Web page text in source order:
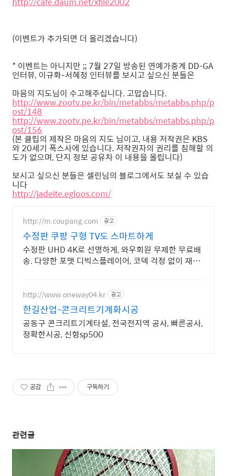
(이벤트가 추가되면 더 올리겠습니다)
* 이벤트는 아니지만 ;; 7월 27일 방송된 연예가중계 DD-GA
인터뷰, 이규화-서혜정 인터뷰를 보시고 싶으신 분들은
마음의 지도님이 수고해주십니다. 고맙습니다.
http://www.zootv.pe.kr/bin/metabbs/metabbs.php/p
ost/148
http://www.zootv.pe.kr/bin/metabbs/metabbs.php/p
ost/156
(본 클립의 제작은 마음의 지도 님이고, 내용 저작권은 KBS
와 20세기 폭스사에 있습니다. 저작권자의 권리를 침해할 의
도가 없으며, 단지 정보 공유차 이 내용을 올립니다)
보시고 싶으신 분들은 셀린님의 블로그에서도 보실 수 있습
니다
http://jadeite.egloos.com/
http://m.coupang.com 광고
수정판 쿠팡 구형 TV도 스마트하게
수정판 UHD 4K로 선명하게, 와우회원 무제한 무료배
송. 다양한 포맷 디빅스플레이어, 코덱 걱정 없이 재생,
http://www.oneway04.kr 광고
한길산업-콘크리트기계화시공
공동구 콘크리트기계타설, 전국전지역 공사, 빠른공사,
정확한시공, 신형sp500
공감 구독하기
관련글